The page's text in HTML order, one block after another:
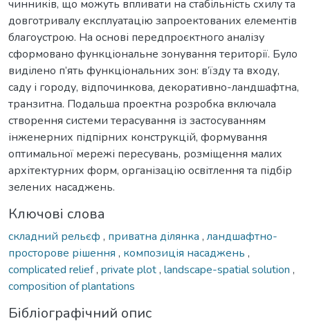
чинників, що можуть впливати на стабільність схилу та
довготривалу експлуатацію запроектованих елементів
благоустрою. На основі передпроєктного аналізу
сформовано функціональне зонування території. Було
виділено п’ять функціональних зон: в’їзду та входу,
саду і городу, відпочинкова, декоративно-ландшафтна,
транзитна. Подальша проектна розробка включала
створення системи терасування із застосуванням
інженерних підпірних конструкцій, формування
оптимальної мережі пересувань, розміщення малих
архітектурних форм, організацію освітлення та підбір
зелених насаджень.
Ключові слова
складний рельєф , приватна ділянка , ландшафтно-
просторове рішення , композиція насаджень ,
complicated relief, private plot, landscape-spatial solution ,
composition of plantations
Бібліографічний опис